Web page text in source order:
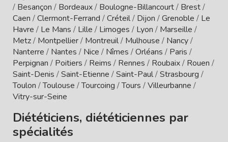
/ Besançon / Bordeaux/ Boulogne-Billancourt/ Brest/
Caen /Clermont-Ferrand /Créteil/ Dijon /Grenoble / Le
Havre / Le Mans / Lille / Limoges / Lyon / Marseille /
Metz/ Montpellier/ Montreuil/ Mulhouse / Nancy/
Nanterre / Nantes / Nice / Nîmes /Orléans / Paris /
Perpignan / Poitiers / Reims / Rennes / Roubaix/ Rouen /
Saint-Denis /Saint-Etienne /Saint-Paul/Strasbourg /
Toulon /Toulouse /Tourcoing /Tours /Villeurbanne /
Vitry-sur-Seine
Diététiciens, diététiciennes par
spécialités